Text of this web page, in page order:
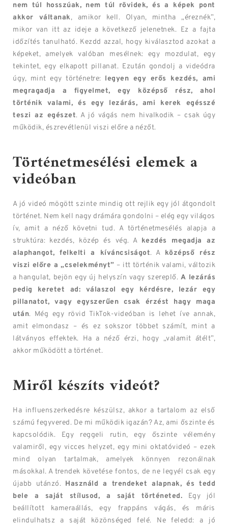
nem túl hosszúak, nem túl rövidek, és a képek pont
akkor váltanak, amikor kell. Olyan, mintha „éreznék”,
mikor van itt az ideje a következő jelenetnek. Ez a fajta
időzítés tanulható. Kezdd azzal, hogy kiválasztod azokat a
képeket, amelyek valóban mesélnek: egy mozdulat, egy
tekintet, egy elkapott pillanat. Ezután gondolj a videódra
úgy, mint egy történetre: legyen egy erős kezdés, ami
megragadja a figyelmet, egy középső rész, ahol
történik valami, és egy lezárás, ami kerek egésszé
teszi az egészet. A jó vágás nem hivalkodik – csak úgy
működik, észrevétlenül viszi előre a nézőt.
Történetmesélési elemek a
videóban
A jó videó mögött szinte mindig ott rejlik egy jól átgondolt
történet. Nem kell nagy drámára gondolni – elég egy világos
ív, amit a néző követni tud. A történetmesélés alapja a
struktúra: kezdés, közép és vég. A kezdés megadja az
alaphangot, felkelti a kíváncsiságot. A középső rész
viszi előre a „cselekményt” – itt történik valami, változik
a hangulat, bejön egy új helyszín vagy szereplő.A lezárás
pedig keretet ad: válaszol egy kérdésre, lezár egy
pillanatot, vagy egyszerűen csak érzést hagy maga
után. Még egy rövid TikTok-videóban is lehet íve annak,
amit elmondasz – és ez sokszor többet számít, mint a
látványos effektek. Ha a néző érzi, hogy „valamit átélt”,
akkor működött a történet.
Miről készíts videót?
Ha influenszerkedésre készülsz, akkor a tartalom az első
számú fegyvered. De mi működik igazán? Az, ami őszinte és
kapcsolódik. Egy reggeli rutin, egy őszinte vélemény
valamiről, egy vicces helyzet, egy mini oktatóvideó – ezek
mind olyan tartalmak, amelyek könnyen rezonálnak
másokkal. A trendek követése fontos, de ne legyél csak egy
újabb utánzó. Használd a trendeket alapnak, és tedd
bele a saját stílusod, a saját történeted. Egy jól
beállított kameraállás, egy frappáns vágás, és máris
elindulhatsz a saját közönséged felé. Ne feledd: a jó